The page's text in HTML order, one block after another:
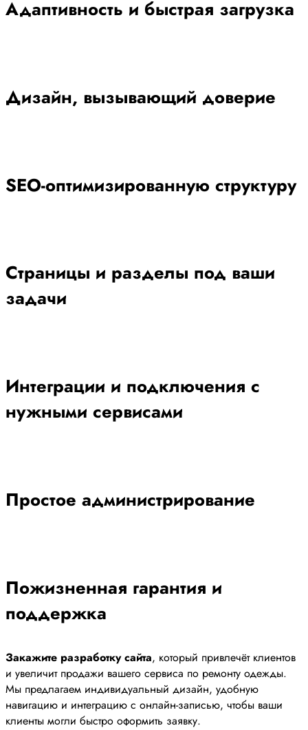
Адаптивность и быстрая загрузка
Дизайн, вызывающий доверие
SEO-оптимизированную структуру
Страницы и разделы под ваши
задачи
Интеграции и подключения с
нужными сервисами
Простое администрирование
Пожизненная гарантия и
поддержка
Закажите разработку сайта, который привлечёт клиентов
и увеличит продажи вашего сервиса по ремонту одежды.
Мы предлагаем индивидуальный дизайн, удобную
навигацию и интеграцию с онлайн-записью, чтобы ваши
клиенты могли быстро оформить заявку.